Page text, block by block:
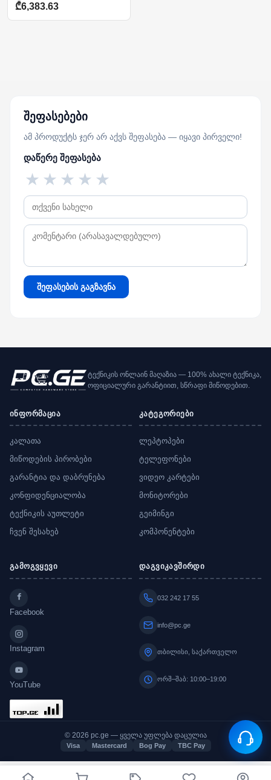
₾6,383.63
შეფასებები
ამ პროდუქტს ჯერ არ აქვს შეფასება — იყავი პირველი!
დაწერე შეფასება
★
★
★
★
★
შეფასების გაგზავნა
ტექნიკის ონლაინ მაღაზია — 100% ახალი ტექნიკა,
ოფიციალური გარანტიით, სწრაფი მიწოდებით.
ინფორმაცია
კალათა
მიწოდების პირობები
გარანტია და დაბრუნება
კონფიდენციალობა
ტექნიკის აუთლეტი
ჩვენ შესახებ
კატეგორიები
ლეპტოპები
ტელეფონები
ვიდეო კარტები
მონიტორები
გეიმინგი
კომპონენტები
გამოგვყევი
Facebook
Instagram
YouTube
დაგვიკავშირდი
032 242 17 55
info@pc.ge
თბილისი, საქართველო
ორშ–შაბ: 10:00–19:00
© 2026 pc.ge — ყველა უფლება დაცულია
Visa Mastercard Bog Pay TBC Pay